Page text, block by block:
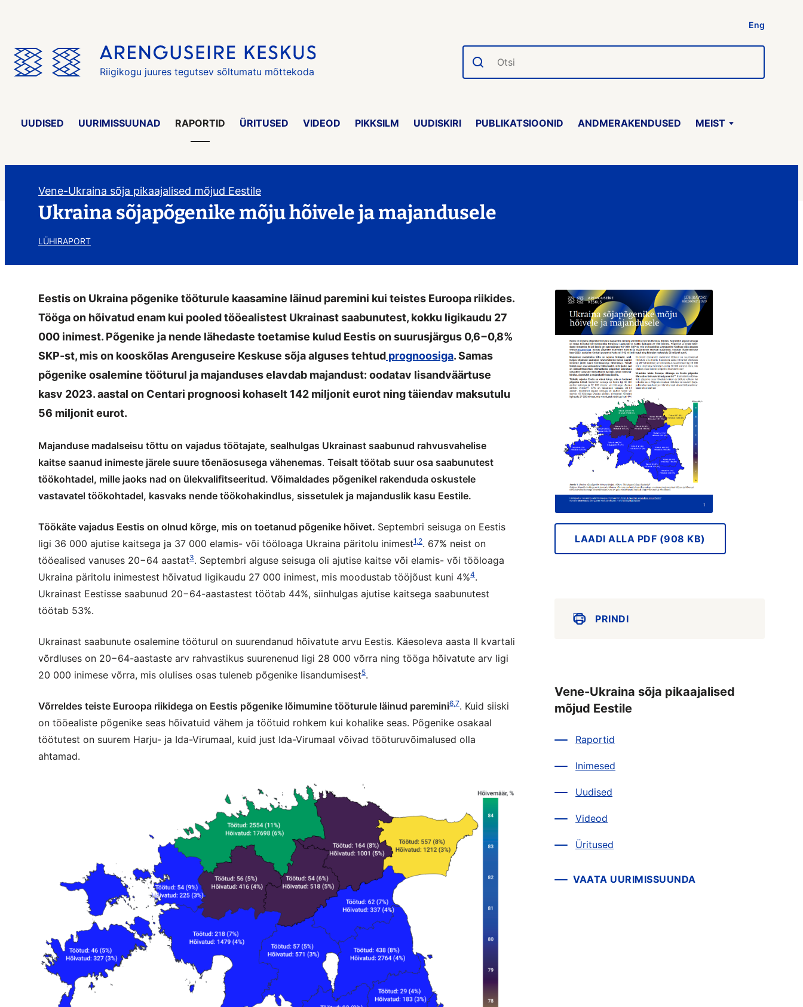
Eng
Riigikogu juures tegutsev sõltumatu mõttekoda
Otsi
UUDISED UURIMISSUUNAD RAPORTID ÜRITUSED VIDEOD PIKKSILM UUDISKIRI PUBLIKATSIOONID ANDMERAKENDUSED MEIST
Vene-Ukraina sõja pikaajalised mõjud Eestile
Ukraina sõjapõgenike mõju hõivele ja majandusele
LÜHIRAPORT
Eestis on Ukraina põgenike tööturule kaasamine läinud paremini kui teistes Euroopa riikides.
Tööga on hõivatud enam kui pooled tööealistest Ukrainast saabunutest, kokku ligikaudu 27
000 inimest. Põgenike ja nende lähedaste toetamise kulud Eestis on suurusjärgus 0,6−0,8%
SKP-st, mis on kooskõlas Arenguseire Keskuse sõja alguses tehtud prognoosiga. Samas
põgenike osalemine tööturul ja majanduses elavdab majandust: oodatav lisandväärtuse
kasv 2023. aastal on Centari prognoosi kohaselt 142 miljonit eurot ning täiendav maksutulu
56 miljonit eurot.
Majanduse madalseisu tõttu on vajadus töötajate, sealhulgas Ukrainast saabunud rahvusvahelise
kaitse saanud inimeste järele suure tõenäosusega vähenemas. Teisalt töötab suur osa saabunutest
töökohtadel, mille jaoks nad on ülekvalifitseeritud. Võimaldades põgenikel rakenduda oskustele
vastavatel töökohtadel, kasvaks nende töökohakindlus, sissetulek ja majanduslik kasu Eestile.
Töökäte vajadus Eestis on olnud kõrge, mis on toetanud põgenike hõivet. Septembri seisuga on Eestis
ligi 36 000 ajutise kaitsega ja 37 000 elamis- või tööloaga Ukraina päritolu inimest1,2. 67% neist on
tööealised vanuses 20−64 aastat3. Septembri alguse seisuga oli ajutise kaitse või elamis- või tööloaga
Ukraina päritolu inimestest hõivatud ligikaudu 27 000 inimest, mis moodustab tööjõust kuni 4%4.
Ukrainast Eestisse saabunud 20−64-aastastest töötab 44%, siinhulgas ajutise kaitsega saabunutest
töötab 53%.
Ukrainast saabunute osalemine tööturul on suurendanud hõivatute arvu Eestis. Käesoleva aasta II kvartali
võrdluses on 20−64-aastaste arv rahvastikus suurenenud ligi 28 000 võrra ning tööga hõivatute arv ligi
20 000 inimese võrra, mis olulises osas tuleneb põgenike lisandumisest5.
Võrreldes teiste Euroopa riikidega on Eestis põgenike lõimumine tööturule läinud paremini6,7. Kuid siiski
on tööealiste põgenike seas hõivatuid vähem ja töötuid rohkem kui kohalike seas. Põgenike osakaal
töötutest on suurem Harju- ja Ida-Virumaal, kuid just Ida-Virumaal võivad tööturuvõimalused olla
ahtamad.
LAADI ALLA PDF (908 KB)
PRINDI
Vene-Ukraina sõja pikaajalised
mõjud Eestile
Raportid
Inimesed
Uudised
Videod
Üritused
VAATA UURIMISSUUNDA